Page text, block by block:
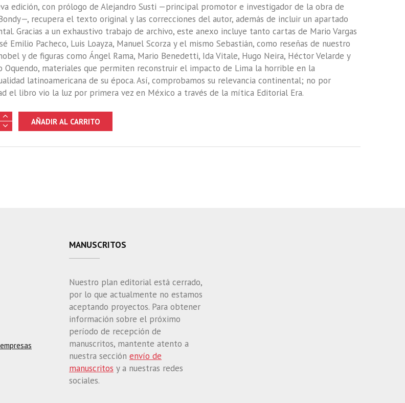
edición, con prólogo de Alejandro Susti —principal promotor e investigador de la obra de
recupera el texto original y las correcciones del autor, además de incluir un apartado
Gracias a un exhaustivo trabajo de archivo, este anexo incluye tanto cartas de Mario Vargas
Emilio Pacheco, Luis Loayza, Manuel Scorza y el mismo Sebastián, como reseñas de nuestro
y de figuras como Ángel Rama, Mario Benedetti, Ida Vitale, Hugo Neira, Héctor Velarde y
Oquendo, materiales que permiten reconstruir el impacto de Lima la horrible en la
latinoamericana de su época. Así, comprobamos su relevancia continental; no por
el libro vio la luz por primera vez en México a través de la mítica Editorial Era.
AÑADIR AL CARRITO
MANUSCRITOS
Nuestro plan editorial está cerrado,
por lo que actualmente no estamos
aceptando proyectos. Para obtener
información sobre el próximo
período de recepción de
manuscritos, mantente atento a
nuestra sección envío de
manuscritos y a nuestras redes
sociales.